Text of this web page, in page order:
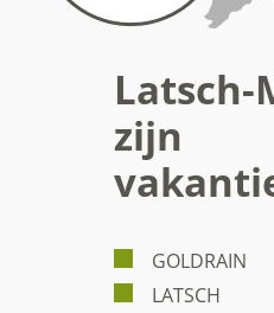
zijn
GOLDRAIN
LATSCH